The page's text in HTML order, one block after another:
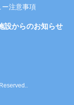
ー注意事項
設からのお知らせ